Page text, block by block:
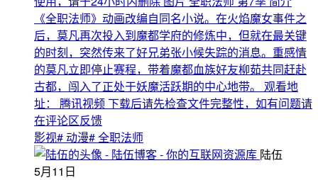
《全职法师》动画改编自同名小说。在火焰魔女事件之
后，莫凡再次投入到魔都学府的修炼中，但就在最关键
的时刻，突然传来了好兄弟张小候失踪的消息。重感情
的莫凡立即停止赛程，带着魔都血族好友柳茹共同赶赴
古都，闯入了正处于妖魔活跃期的中心地带。 观看地
址： 腾讯视频 下载后请先检查文件完整性，如有问题请
在评论区反馈
影视# 动漫# 全职法师
陆伍
5月11日